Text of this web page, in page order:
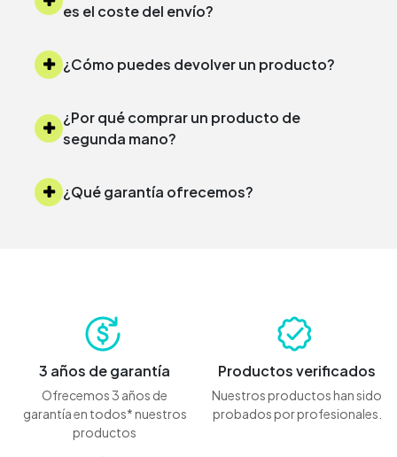
es el coste del envío?
¿Cómo puedes devolver un producto?
¿Por qué comprar un producto de
segunda mano?
¿Qué garantía ofrecemos?
3 años de garantía
Ofrecemos 3 años de
garantía en todos* nuestros
productos
Productos verificados
Nuestros productos han sido
probados por profesionales.